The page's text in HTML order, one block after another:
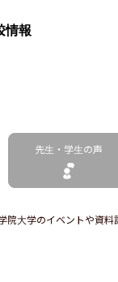
情報
先生・学生の声
院大学のイベントや資